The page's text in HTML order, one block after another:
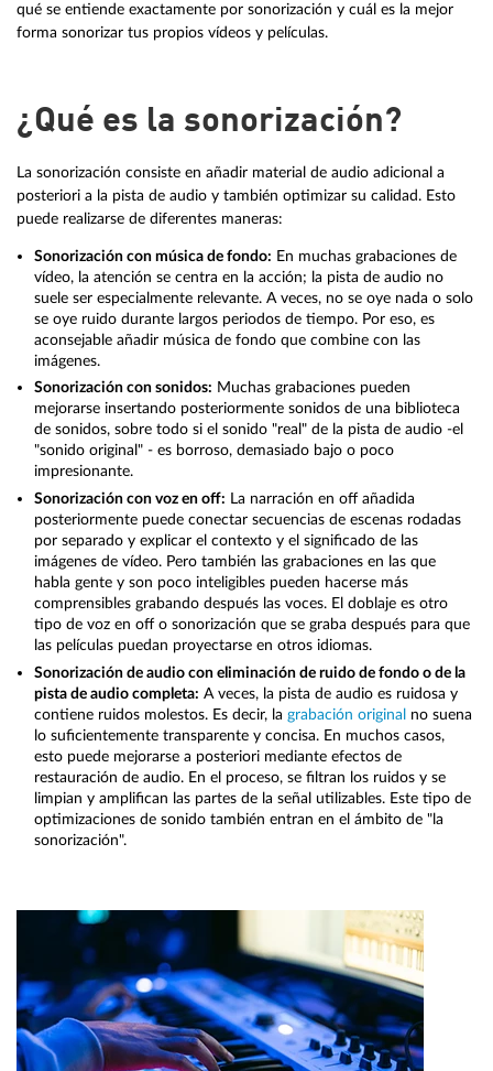
qué se entiende exactamente por sonorización y cuál es la mejor
forma sonorizar tus propios vídeos y películas.
¿Qué es la sonorización?
La sonorización consiste en añadir material de audio adicional a
posteriori a la pista de audio y también optimizar su calidad. Esto
puede realizarse de diferentes maneras:
Sonorización con música de fondo: En muchas grabaciones de
vídeo, la atención se centra en la acción; la pista de audio no
suele ser especialmente relevante. A veces, no se oye nada o solo
se oye ruido durante largos periodos de tiempo. Por eso, es
aconsejable añadir música de fondo que combine con las
imágenes.
Sonorización con sonidos: Muchas grabaciones pueden
mejorarse insertando posteriormente sonidos de una biblioteca
de sonidos, sobre todo si el sonido "real" de la pista de audio -el
"sonido original" - es borroso, demasiado bajo o poco
impresionante.
Sonorización con voz en off: La narración en off añadida
posteriormente puede conectar secuencias de escenas rodadas
por separado y explicar el contexto y el significado de las
imágenes de vídeo. Pero también las grabaciones en las que
habla gente y son poco inteligibles pueden hacerse más
comprensibles grabando después las voces. El doblaje es otro
tipo de voz en off o sonorización que se graba después para que
las películas puedan proyectarse en otros idiomas.
Sonorización de audio con eliminación de ruido de fondo o de la
pista de audio completa: A veces, la pista de audio es ruidosa y
contiene ruidos molestos. Es decir, lagrabación original no suena
lo suficientemente transparente y concisa. En muchos casos,
esto puede mejorarse a posteriori mediante efectos de
restauración de audio. En el proceso, se filtran los ruidos y se
limpian y amplifican las partes de la señal utilizables. Este tipo de
optimizaciones de sonido también entran en el ámbito de "la
sonorización".